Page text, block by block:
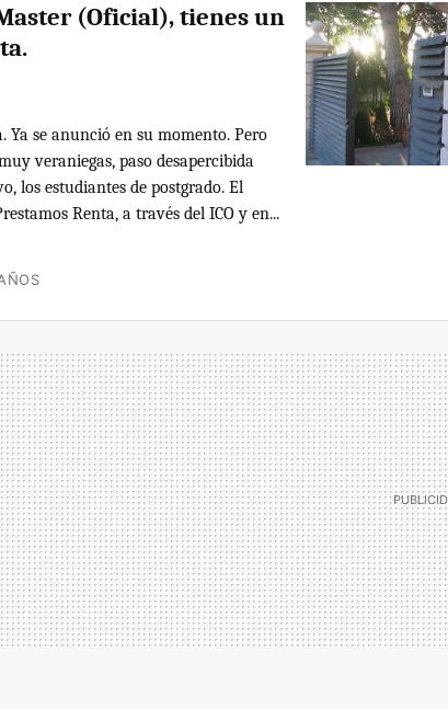
(Oficial), tienes un
Ya se anunció en su momento. Pero
veraniegas, paso desapercibida
los estudiantes de postgrado. El
Renta, a través del ICO y en...